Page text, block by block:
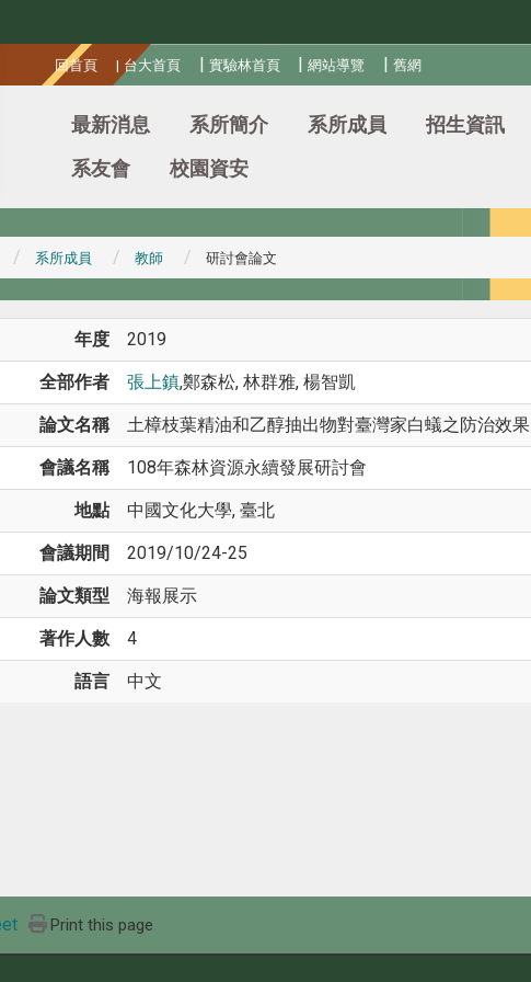
回首頁 | 台大首頁 | 實驗林首頁 |網站導覽 |舊網
最新消息 系所簡介 系所成員 招生資訊
系友會
校園資安
系所成員 教師 研討會論文
年度 2019
全部作者 張上鎮,鄭森松, 林群雅, 楊智凱
論文名稱 土樟枝葉精油和乙醇抽出物對臺灣家白蟻之防治效果
會議名稱 108年森林資源永續發展研討會
地點 中國文化大學, 臺北
會議期間 2019/10/24-25
論文類型 海報展示
著作人數 4
語言 中文
Print this page